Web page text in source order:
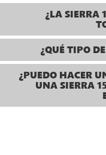
¿LA SIERRA
¿QUÉ TIPO
¿PUEDO HACER
UNA SIERRA